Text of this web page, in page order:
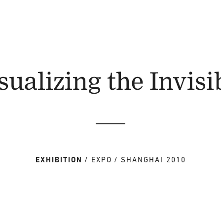
the
EXHIBITION EXPO SHANGHAI 2010